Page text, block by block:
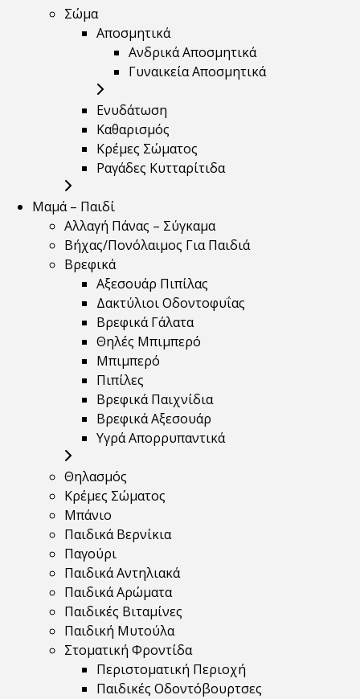
Σώμα
Αποσμητικά
Ανδρικά Αποσμητικά
Γυναικεία Αποσμητικά
Ενυδάτωση
Καθαρισμός
Κρέμες Σώματος
Ραγάδες Κυτταρίτιδα
Μαμά – Παιδί
Αλλαγή Πάνας – Σύγκαμα
Βήχας/Πονόλαιμος Για Παιδιά
Βρεφικά
Αξεσουάρ Πιπίλας
Δακτύλιοι Οδοντοφυΐας
Βρεφικά Γάλατα
Θηλές Μπιμπερό
Μπιμπερό
Πιπίλες
Βρεφικά Παιχνίδια
Βρεφικά Αξεσουάρ
Υγρά Απορρυπαντικά
Θηλασμός
Κρέμες Σώματος
Μπάνιο
Παιδικά Βερνίκια
Παγούρι
Παιδικά Αντηλιακά
Παιδικά Αρώματα
Παιδικές Βιταμίνες
Παιδική Μυτούλα
Στοματική Φροντίδα
Περιστοματική Περιοχή
Παιδικές Οδοντόβουρτσες